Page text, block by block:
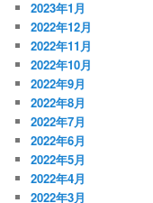
2023年1月
2022年12月
2022年11月
2022年10月
2022年9月
2022年8月
2022年7月
2022年6月
2022年5月
2022年4月
2022年3月